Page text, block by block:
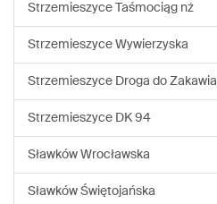
Strzemieszyce Taśmociąg nż
Strzemieszyce Wywierzyska
Strzemieszyce Droga do Zakawia
Strzemieszyce DK 94
Sławków Wrocławska
Sławków Świętojańska